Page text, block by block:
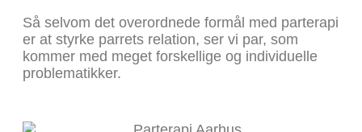
Så selvom det overordnede formål med parterapi
er at styrke parrets relation, ser vi par, som
kommer med meget forskellige og individuelle
problematikker.